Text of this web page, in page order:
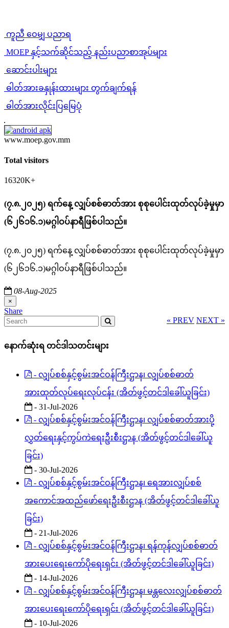
ကူညီ ဝေမျှ ပညာရ
MOEP နှင့်သက်ဆိုင်သည့် နည်းပညာစာအုပ်များ
ဆောင်းပါးများ
ဓါတ်အားခနှုန်းထားများ တွက်ချက်ရန်
ဓါတ်အားလိုင်းပြမြေပုံ
www.moep.gov.mm
Total visitors
16320K+
(၇.၈.၂၀၂၅) ရက်နေ့ လျှပ်စစ်ဓာတ်အား စုစုပေါင်းထုတ်လုပ်ခဲ့မှုမှာ
(၆၂၆၁၆.၁)မဂ္ဂါဝပ်နာရီဖြစ်ပါသည်။
(၇.၈.၂၀၂၅) ရက်နေ့ လျှပ်စစ်ဓာတ်အား စုစုပေါင်းထုတ်လုပ်ခဲ့မှုမှာ
(၆၂၆၁၆.၁)မဂ္ဂါဝပ်နာရီဖြစ်ပါသည်။
08-Aug-2025
×
Share
« PREV NEXT »
နောက်ဆုံးရ တင်ဒါသတင်းများ
- လျှပ်စစ်နှင့်စွမ်းအင်ဝန်ကြီးဌာန၊ လျှပ်စစ်ဓာတ်
အားထုတ်လုပ်ရေးလုပ်ငန်း (အိတ်ဖွင့်တင်ဒါခေါ်ယူခြင်း)
- 31-Jul-2026
- လျှပ်စစ်နှင့်စွမ်းအင်ဝန်ကြီးဌာန၊ လျှပ်စစ်ဓာတ်အားပို့
လွှတ်ရေးနှင့်ကွပ်ကဲရေးဦးစီးဌာန (အိတ်ဖွင့်တင်ဒါခေါ်ယူ
ခြင်း)
- 30-Jul-2026
- လျှပ်စစ်နှင့်စွမ်းအင်ဝန်ကြီးဌာန၊ ရေအားလျှပ်စစ်
အကောင်အထည်ဖော်ရေးဦးစီးဌာန (အိတ်ဖွင့်တင်ဒါခေါ်ယူ
ခြင်း)
- 21-Jul-2026
- လျှပ်စစ်နှင့်စွမ်းအင်ဝန်ကြီးဌာန၊ ရန်ကုန်လျှပ်စစ်ဓာတ်
အားပေးရေးကော်ပိုရေးရှင်း (အိတ်ဖွင့်တင်ဒါခေါ်ယူခြင်း)
- 14-Jul-2026
- လျှပ်စစ်နှင့်စွမ်းအင်ဝန်ကြီးဌာန၊ မန္တလေးလျှပ်စစ်ဓာတ်
အားပေးရေးကော်ပိုရေးရှင်း (အိတ်ဖွင့်တင်ဒါခေါ်ယူခြင်း)
- 10-Jul-2026